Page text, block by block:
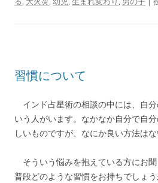
習慣について
インド占星術の相談の中には、自
いう人がいます。なかなか自分で自
しいものですが、なにか良い方法はな
そういう悩みを抱えている方にお聞
普段どのような習慣をお持ちでしょう